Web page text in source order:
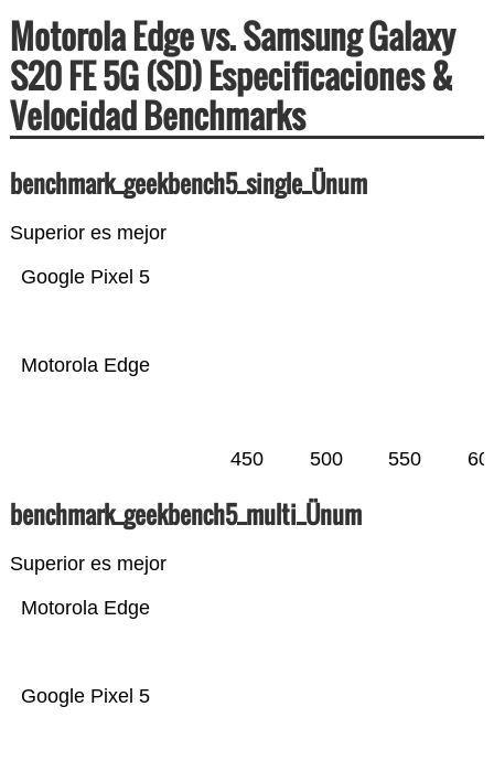
Motorola Edge vs. Samsung Galaxy
S20 FE 5G (SD) Especificaciones &
Velocidad Benchmarks
benchmark_geekbench5_single_Ünum
Superior es mejor
Motorola Edge
Google Pixel 5
450 500 550
benchmark_geekbench5_multi_Ünum
Superior es mejor
Google Pixel 5
Motorola Edge